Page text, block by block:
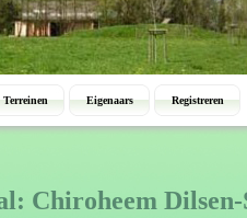
Terreinen Eigenaars Registreren
Chiroheem